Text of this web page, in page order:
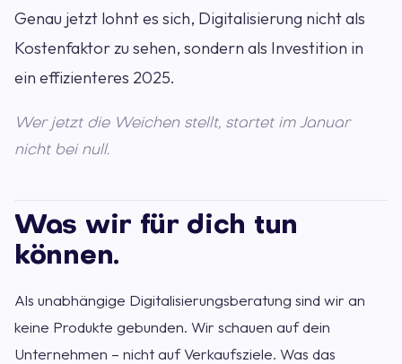
Genau jetzt lohnt es sich, Digitalisierung nicht als
Kostenfaktor zu sehen, sondern als Investition in
ein effizienteres 2025.
Wer jetzt die Weichen stellt, startet im Januar
nicht bei null.
Was wir für dich tun
können.
Als unabhängige Digitalisierungsberatung sind wir an
keine Produkte gebunden. Wir schauen auf dein
Unternehmen – nicht auf Verkaufsziele. Was das